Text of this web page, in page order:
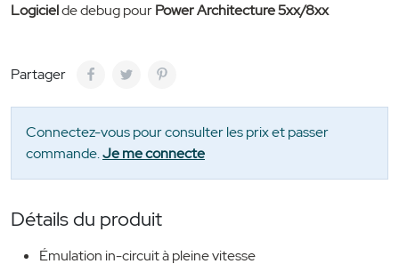
Logicielde debug pourPower Architecture 5xx/8xx
Partager
Connectez-vous pour consulter les prix et passer
commande.Je me connecte
Détails du produit
Émulation in-circuit à pleine vitesse